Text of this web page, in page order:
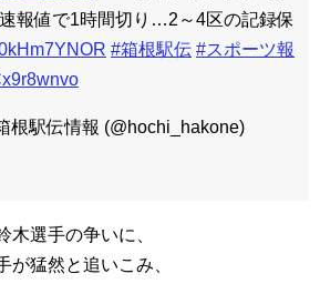
報値で1時間切り…2～4区の記録保
#箱根駅伝 #スポーツ報
根駅伝情報 (@hochi_hakone)
木選手の争いに、
が猛然と追いこみ、